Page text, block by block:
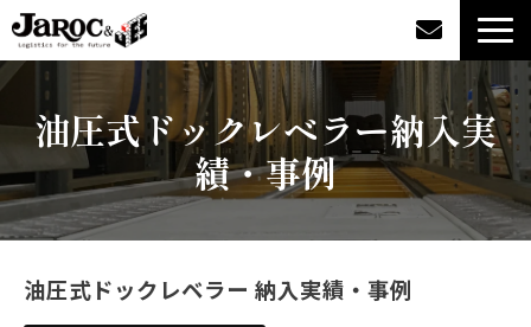
製品情報
企業情報
カタログダウンロード
油圧式ドックレベラー納入実
績・事例
油圧式ドックレベラー 納入実績・事例